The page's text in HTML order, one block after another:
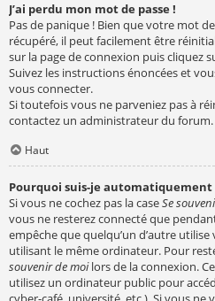
J’ai perdu mon mot de passe !
Pas de panique ! Bien que votre mot
récupéré, il peut facilement être
sur la page de connexion puis cliquez
Suivez les instructions énoncées et
vous connecter.
Si toutefois vous ne parveniez pas à
contactez un administrateur du forum.
Haut
Pourquoi suis-je automatiquement
Si vous ne cochez pas la caseSe
vous ne resterez connecté que
empêche que quelqu’un d’autre
utilisant le même ordinateur. Pour
souvenir de moilors de la connexion.
utilisez un ordinateur public pour